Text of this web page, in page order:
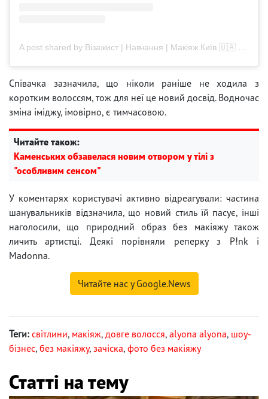
A post shared by Візажист | Навчання | Макіяж Київ 🇺🇦 (@egor_mua)
Співачка зазначила, що ніколи раніше не ходила з
коротким волоссям, тож для неї це новий досвід. Водночас
зміна іміджу, імовірно, є тимчасовою.
Читайте також:
Каменських обзавелася новим отвором у тілі з
"особливим сенсом"
У коментарях користувачі активно відреагували: частина
шанувальників відзначила, що новий стиль їй пасує, інші
наголосили, що природний образ без макіяжу також
личить артистці. Деякі порівняли реперку з P!nk і
Madonna.
Читайте нас у Google.News
Теги: світлини, макіяж, довге волосся, alyona alyona, шоу-
бізнес, без макіяжу, зачіска, фото без макіяжу
Статті на тему